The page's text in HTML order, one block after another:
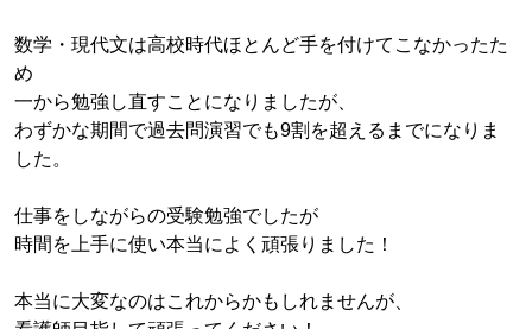
数学・現代文は高校時代ほとんど手を付けてこなかったた
め
一から勉強し直すことになりましたが、
わずかな期間で過去問演習でも9割を超えるまでになりま
した。
仕事をしながらの受験勉強でしたが
時間を上手に使い本当によく頑張りました！
本当に大変なのはこれからかもしれませんが、